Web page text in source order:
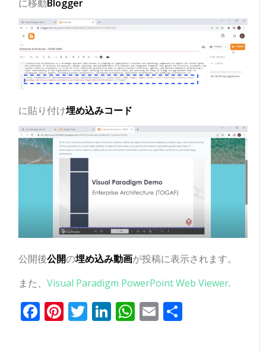
に移動Blogger
に貼り付け埋め込みコード
公開後公開の埋め込み動画が投稿に表示されます。
また、Visual Paradigm PowerPoint Web Viewer.
Facebook
Pinterest
Twitter
LinkedIn
WhatsApp
Email